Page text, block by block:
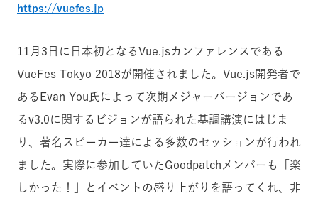
https://vuefes.jp
11月3日に日本初となるVue.jsカンファレンスである
VueFes Tokyo 2018が開催されました。Vue.js開発者で
あるEvan You氏によって次期メジャーバージョンであ
るv3.0に関するビジョンが語られた基調講演にはじま
り、著名スピーカー達による多数のセッションが行われ
ました。実際に参加していたGoodpatchメンバーも「楽
しかった！」とイベントの盛り上がりを語ってくれ、非